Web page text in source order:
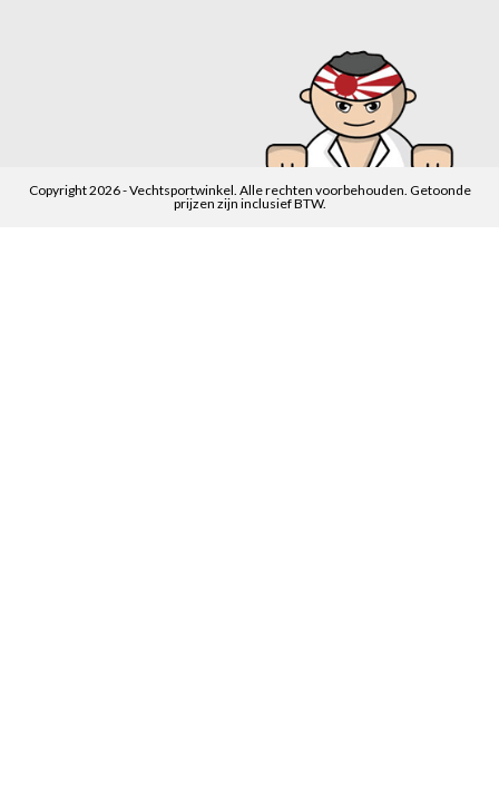
Copyright 2026 - Vechtsportwinkel. Alle rechten voorbehouden. Getoonde
prijzen zijn inclusief BTW.